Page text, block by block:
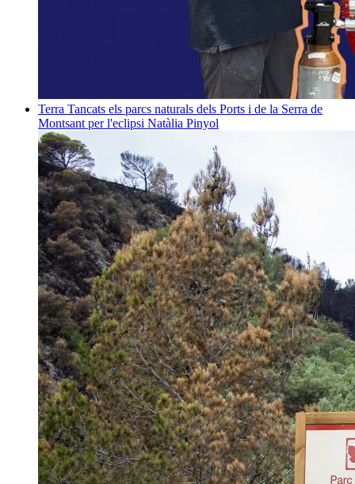
Terra Tancats els parcs naturals dels Ports i de la Serra de
Montsant per l'eclipsi Natàlia Pinyol